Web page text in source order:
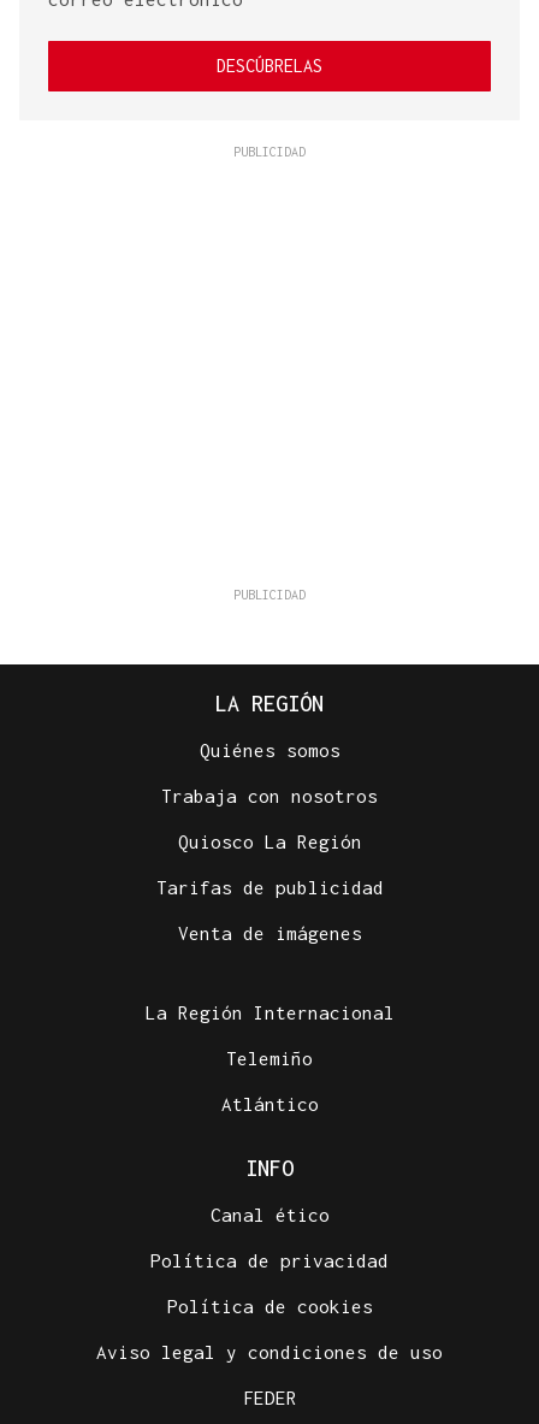
DESCÚBRELAS
LA REGIÓN
Quiénes somos
Trabaja con nosotros
Quiosco La Región
Tarifas de publicidad
Venta de imágenes
La Región Internacional
Telemiño
Atlántico
INFO
Canal ético
Política de privacidad
Política de cookies
Aviso legal y condiciones de uso
FEDER